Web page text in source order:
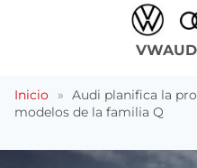
Inicio » Audi planifica la
modelos de la familia Q